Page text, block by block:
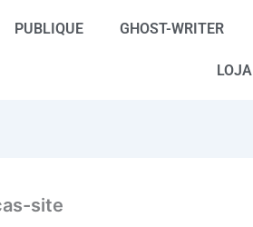
PUBLIQUE GHOST-WRITER
LOJA
site